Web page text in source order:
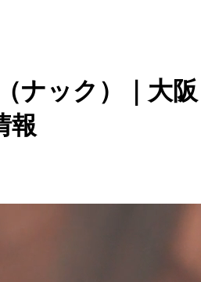
ナック）｜大
報